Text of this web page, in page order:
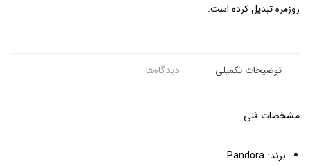
روزمره تبدیل کرده است.
توضیحات تکمیلی دیدگاه‌ها
مشخصات فنی
برند: Pandora